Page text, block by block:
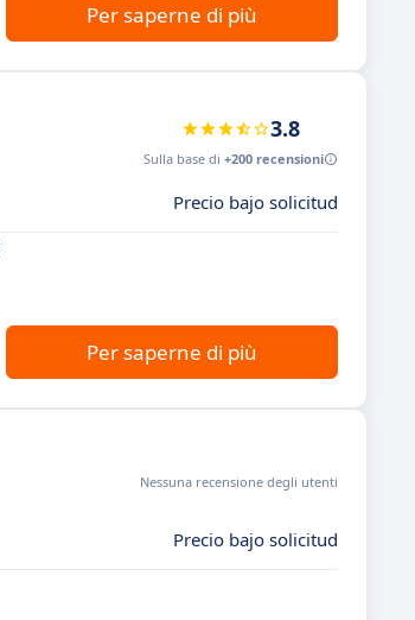
Per saperne di più
3.8
Sulla base di +200 recensioni
Precio bajo solicitud
Per saperne di più
Nessuna recensione degli utenti
Precio bajo solicitud